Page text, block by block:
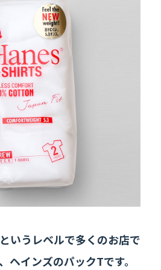
いうレベルで多くのお店で
ヘインズのパックTです。